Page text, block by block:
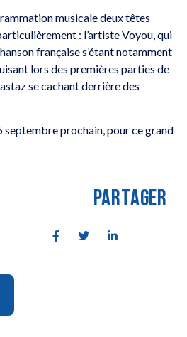
musicale deux têtes
: l’artiste Voyou, qui
française s’étant notamment
lors des premières parties de
se cachant derrière des
septembre prochain, pour ce grand
PARTAGER